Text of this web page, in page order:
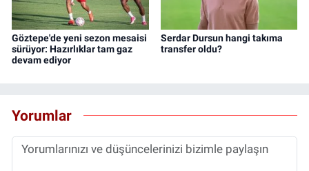
Göztepe'de yeni sezon mesaisi
sürüyor: Hazırlıklar tam gaz
devam ediyor
Serdar Dursun hangi takıma
transfer oldu?
Yorumlar